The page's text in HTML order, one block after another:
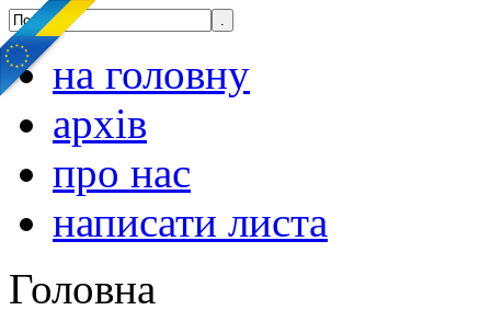
на головну
архів
про нас
написати листа
Головна